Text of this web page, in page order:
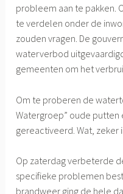
probleem aan te pakken.
te verdelen onder de
zouden vragen. De
waterverbod
gemeenten om het
Om te proberen de
Watergroep” oude
gereactiveerd. Wat, zeker
Op zaterdag verbeterde
specifieke problemen
brandweer ging de hele